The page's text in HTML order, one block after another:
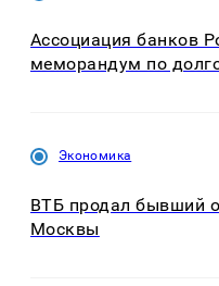
Ассоциация банков
меморандум по
Экономика
ВТБ продал бывший
Москвы